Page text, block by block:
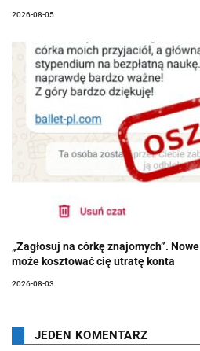
2026-08-05
„Zagłosuj na córkę znajomych”.
może kosztować cię utratę konta
2026-08-03
JEDEN KOMENTARZ